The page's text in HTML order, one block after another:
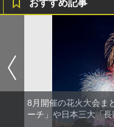
おすすめ記事
8月開催の花火大会ま
ーチ」や日本三大「